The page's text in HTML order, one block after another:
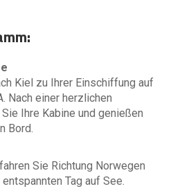
Kiel zu Ihrer Einschiffung auf
Nach einer herzlichen
Ihre Kabine und genießen
Bord.
Sie Richtung Norwegen
Tag auf See.